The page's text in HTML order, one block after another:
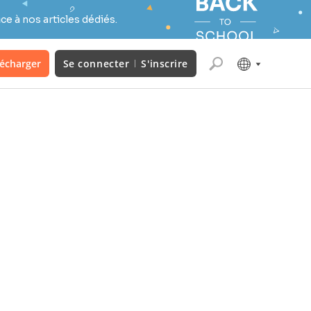
à nos articles dédiés.
Se connecter S'inscrire